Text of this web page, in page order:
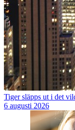
Tiger släpps ut i det
6 augusti 2026